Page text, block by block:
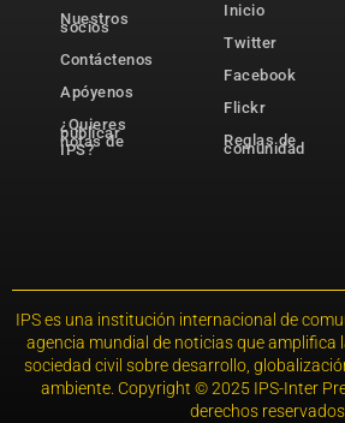
Nuestros
socios
Contáctenos
Apóyenos
¿Quieres
publicar
notas de
IPS?
Inicio
Twitter
Facebook
Flickr
Reglas de
comunidad
IPS es una institución internacional de
agencia mundial de noticias que amplifica
sociedad civil sobre desarrollo,
ambiente. Copyright © 2025 IPS-Inter
derechos